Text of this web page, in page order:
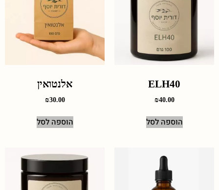
ELH40
₪40.00
הוספה לסל
אלנטואין
₪30.00
הוספה לסל